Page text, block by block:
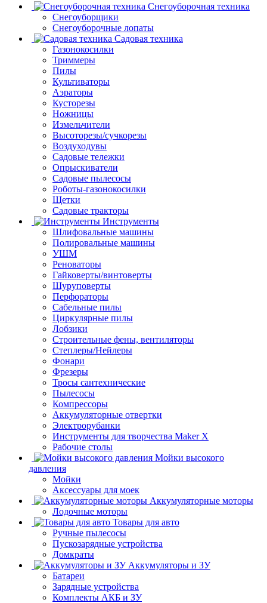
Снегоуборочная техника
Снегоуборщики
Снегоуборочные лопаты
Садовая техника
Газонокосилки
Триммеры
Пилы
Культиваторы
Аэраторы
Кусторезы
Ножницы
Измельчители
Высоторезы/сучкорезы
Воздуходувы
Садовые тележки
Опрыскиватели
Садовые пылесосы
Роботы-газонокосилки
Щетки
Садовые тракторы
Инструменты
Шлифовальные машины
Полировальные машины
УШМ
Реноваторы
Гайковерты/винтоверты
Шуруповерты
Перфораторы
Сабельные пилы
Циркулярные пилы
Лобзики
Строительные фены, вентиляторы
Степлеры/Нейлеры
Фонари
Фрезеры
Тросы сантехнические
Пылесосы
Компрессоры
Аккумуляторные отвертки
Электрорубанки
Инструменты для творчества Maker X
Рабочие столы
Мойки высокого
давления
Мойки
Аксессуары для моек
Аккумуляторные моторы
Лодочные моторы
Товары для авто
Ручные пылесосы
Пускозарядные устройства
Домкраты
Аккумуляторы и ЗУ
Батареи
Зарядные устройства
Комплекты АКБ и ЗУ